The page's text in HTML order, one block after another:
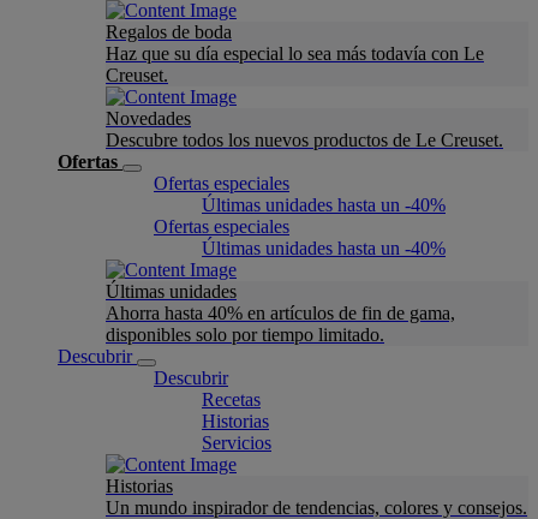
Regalos de boda
Haz que su día especial lo sea más todavía con Le
Creuset.
Novedades
Descubre todos los nuevos productos de Le Creuset.
Ofertas
Ofertas especiales
Últimas unidades hasta un -40%
Ofertas especiales
Últimas unidades hasta un -40%
Últimas unidades
Ahorra hasta 40% en artículos de fin de gama,
disponibles solo por tiempo limitado.
Descubrir
Descubrir
Recetas
Historias
Servicios
Historias
Un mundo inspirador de tendencias, colores y consejos.